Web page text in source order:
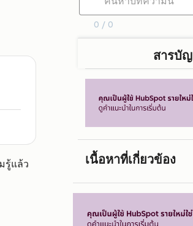
รู้แล้ว
0 / 0
สารบัญ
เนื้อหาที่เกี่ยวข้อง